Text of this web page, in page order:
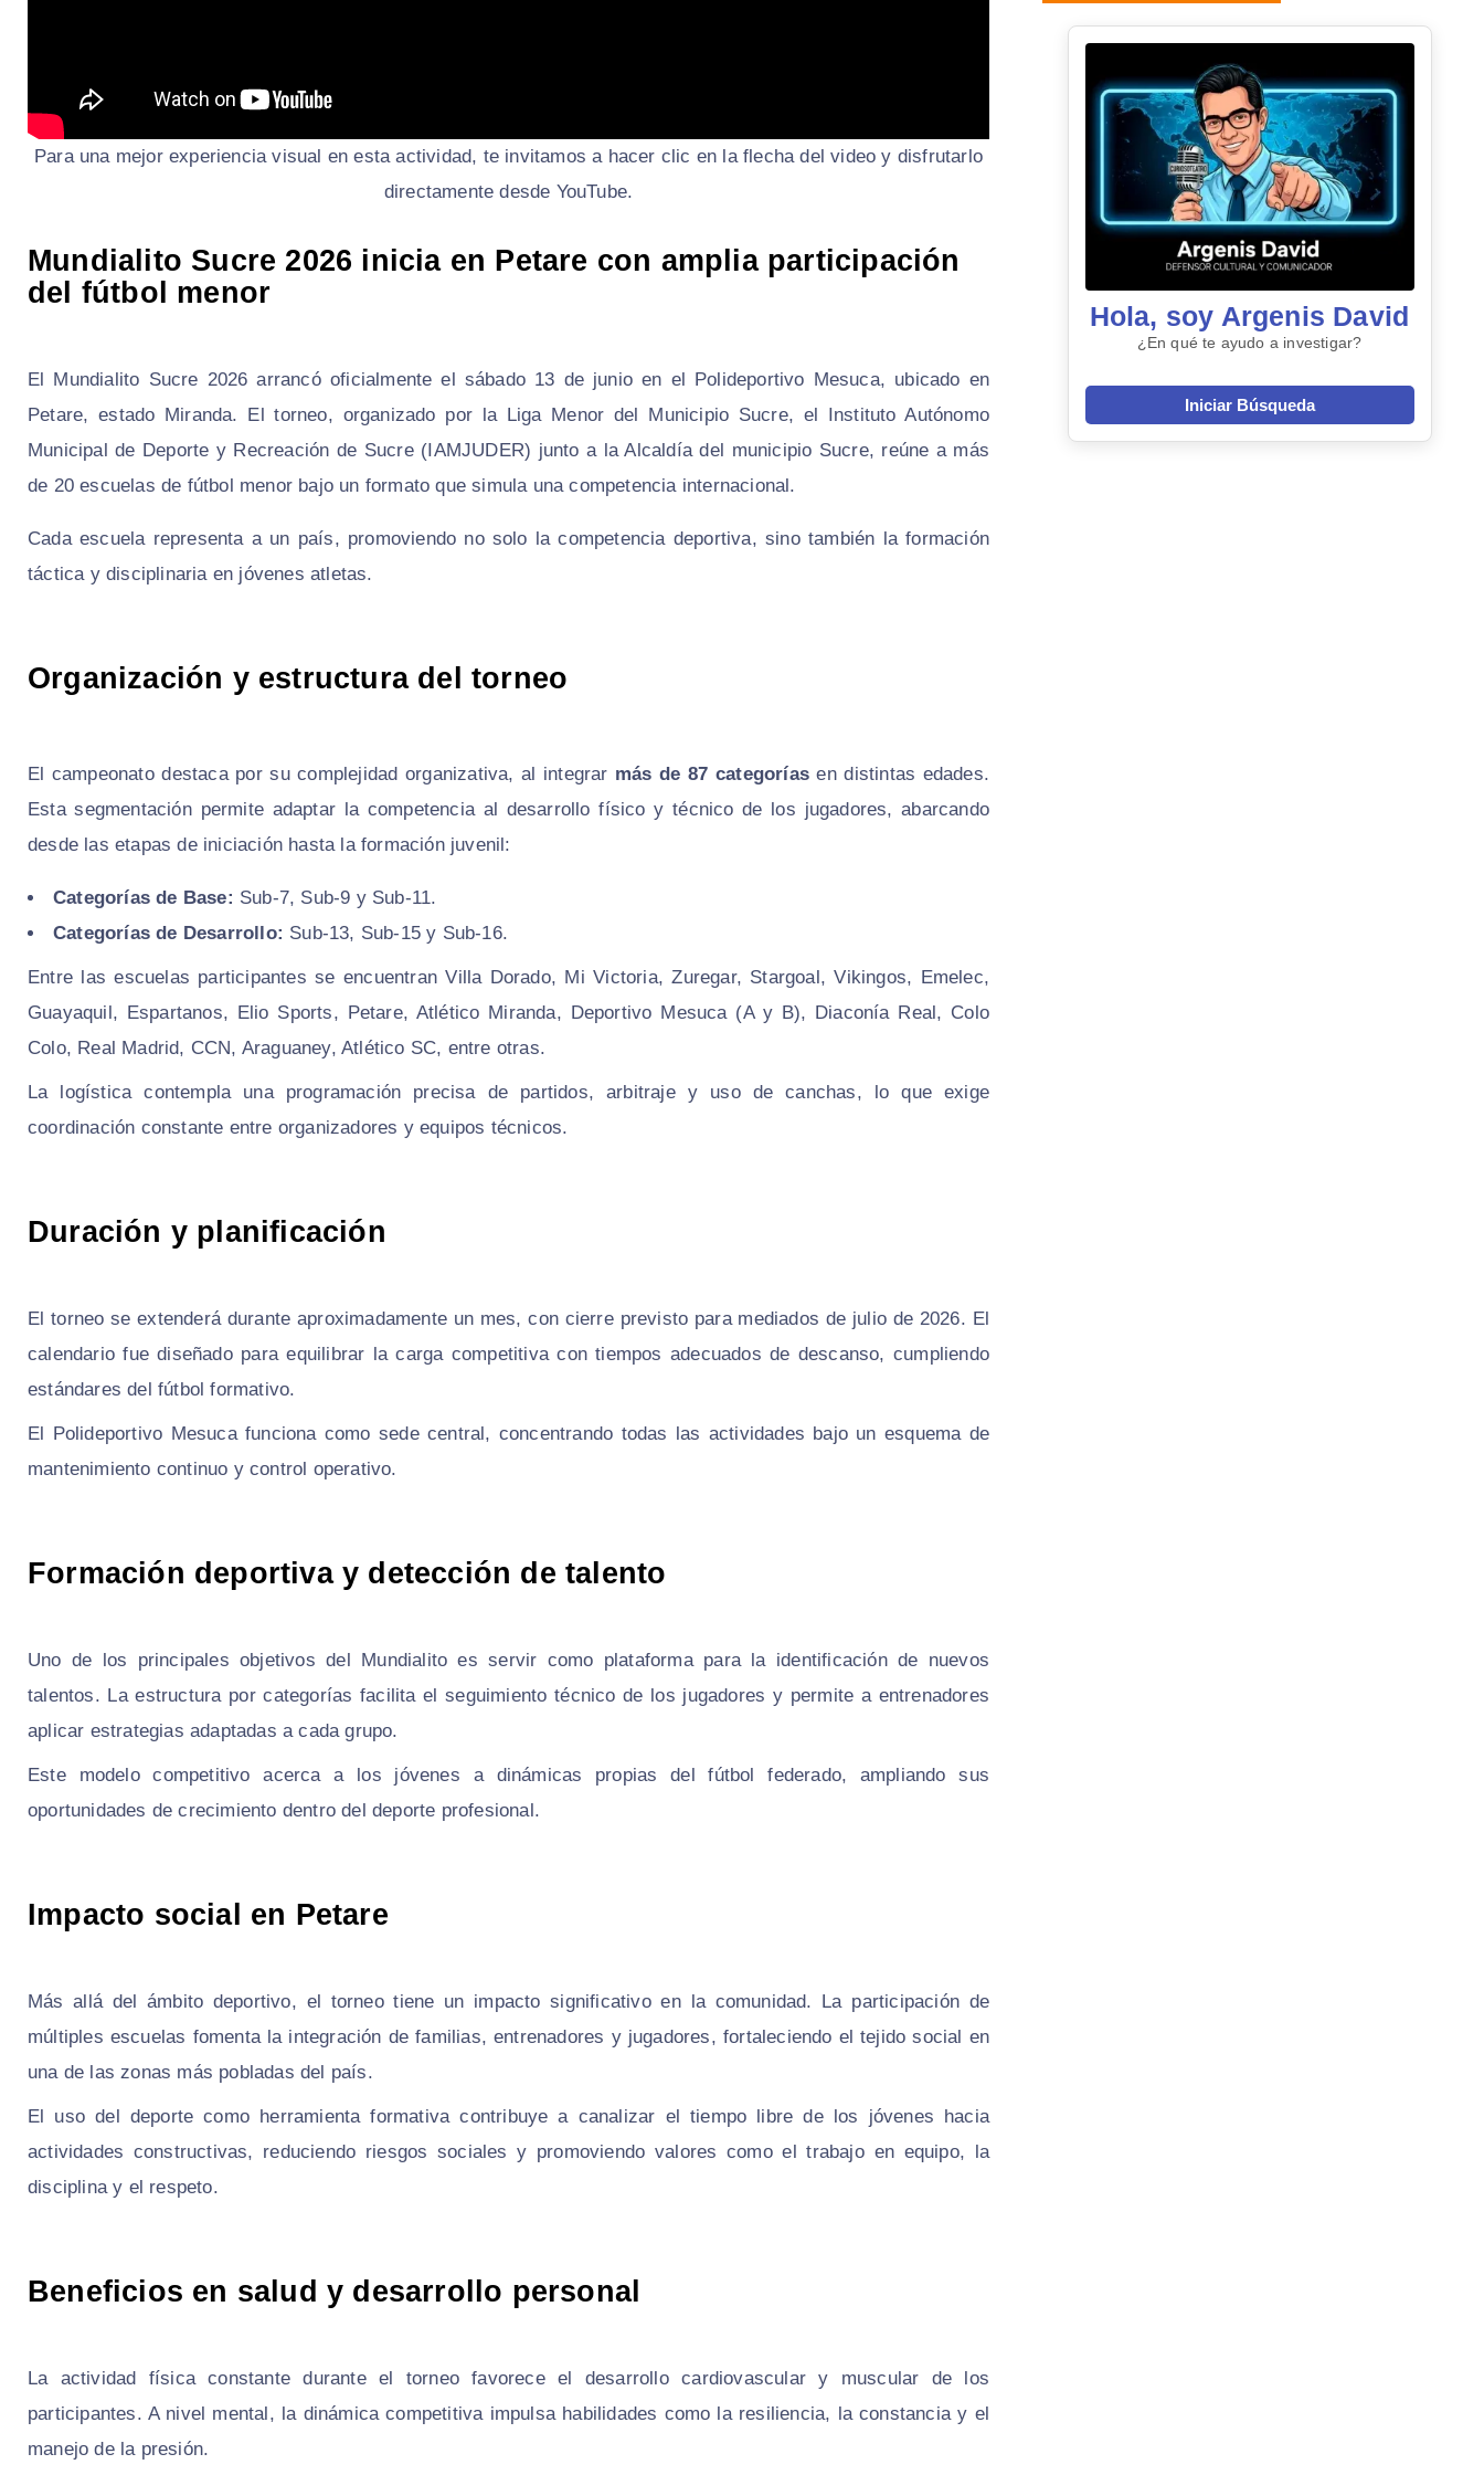
Para una mejor experiencia visual en esta actividad, te invitamos a hacer clic en la flecha del video y disfrutarlo
directamente desde YouTube.
Mundialito Sucre 2026 inicia en Petare con amplia participación
del fútbol menor
El Mundialito Sucre 2026 arrancó oficialmente el sábado 13 de junio en el Polideportivo Mesuca, ubicado en
Petare, estado Miranda. El torneo, organizado por la Liga Menor del Municipio Sucre, el Instituto Autónomo
Municipal de Deporte y Recreación de Sucre (IAMJUDER) junto a la Alcaldía del municipio Sucre, reúne a más
de 20 escuelas de fútbol menor bajo un formato que simula una competencia internacional.
Cada escuela representa a un país, promoviendo no solo la competencia deportiva, sino también la formación
táctica y disciplinaria en jóvenes atletas.
Organización y estructura del torneo
El campeonato destaca por su complejidad organizativa, al integrar más de 87 categoríasen distintas edades.
Esta segmentación permite adaptar la competencia al desarrollo físico y técnico de los jugadores, abarcando
desde las etapas de iniciación hasta la formación juvenil:
Categorías de Base: Sub-7, Sub-9 y Sub-11.
Categorías de Desarrollo: Sub-13, Sub-15 y Sub-16.
Entre las escuelas participantes se encuentran Villa Dorado, Mi Victoria, Zuregar, Stargoal, Vikingos, Emelec,
Guayaquil, Espartanos, Elio Sports, Petare, Atlético Miranda, Deportivo Mesuca (A y B), Diaconía Real, Colo
Colo, Real Madrid, CCN, Araguaney, Atlético SC, entre otras.
La logística contempla una programación precisa de partidos, arbitraje y uso de canchas, lo que exige
coordinación constante entre organizadores y equipos técnicos.
Duración y planificación
El torneo se extenderá durante aproximadamente un mes, con cierre previsto para mediados de julio de 2026. El
calendario fue diseñado para equilibrar la carga competitiva con tiempos adecuados de descanso, cumpliendo
estándares del fútbol formativo.
El Polideportivo Mesuca funciona como sede central, concentrando todas las actividades bajo un esquema de
mantenimiento continuo y control operativo.
Formación deportiva y detección de talento
Uno de los principales objetivos del Mundialito es servir como plataforma para la identificación de nuevos
talentos. La estructura por categorías facilita el seguimiento técnico de los jugadores y permite a entrenadores
aplicar estrategias adaptadas a cada grupo.
Este modelo competitivo acerca a los jóvenes a dinámicas propias del fútbol federado, ampliando sus
oportunidades de crecimiento dentro del deporte profesional.
Impacto social en Petare
Más allá del ámbito deportivo, el torneo tiene un impacto significativo en la comunidad. La participación de
múltiples escuelas fomenta la integración de familias, entrenadores y jugadores, fortaleciendo el tejido social en
una de las zonas más pobladas del país.
El uso del deporte como herramienta formativa contribuye a canalizar el tiempo libre de los jóvenes hacia
actividades constructivas, reduciendo riesgos sociales y promoviendo valores como el trabajo en equipo, la
disciplina y el respeto.
Beneficios en salud y desarrollo personal
La actividad física constante durante el torneo favorece el desarrollo cardiovascular y muscular de los
participantes. A nivel mental, la dinámica competitiva impulsa habilidades como la resiliencia, la constancia y el
manejo de la presión.
Hola, soy Argenis David
¿En qué te ayudo a investigar?
Iniciar Búsqueda